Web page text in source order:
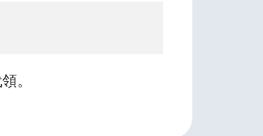
。